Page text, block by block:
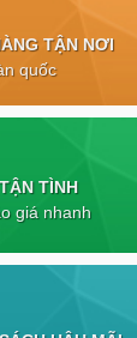
TẬN NƠI
quốc
TÌNH
giá nhanh